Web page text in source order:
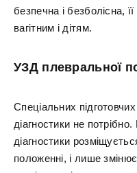
безпечна і безболісна,
вагітним і дітям.
УЗД плевральної
Спеціальних
діагностики не
діагностики
положенні, і лише